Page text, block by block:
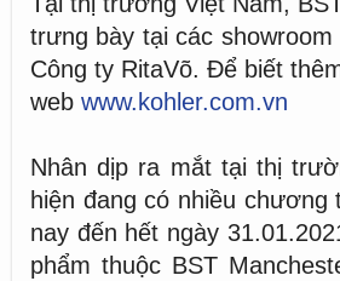
trưng bày tại các
Công ty RitaVõ. Để biết
web www.kohler.com.vn
Nhân dịp ra mắt tại thị
hiện đang có nhiều
nay đến hết ngày
phẩm thuộc BST